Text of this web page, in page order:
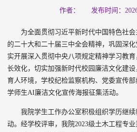
作者： 发布时间：
为全面贯彻习近平新时代中国特色社
的二十大和二十届三中全会精神，巩固深
实开展深入贯彻中央八项规定精神学习教
长效化，切实加强新时代校园廉洁文化建
育人环境，学校纪检监察机构、党委宣传
学师生AI廉洁文化宣传海报征集活动。
我院学生工作办公室积极组织学历继
动。经学校评审，我院2023级土木工程专